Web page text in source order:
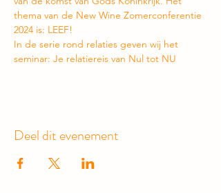
thema van de New Wine Zomerconferentie
2024 is: LEEF!
In de serie rond relaties geven wij het
seminar: Je relatiereis van Nul tot NU
Deel dit evenement